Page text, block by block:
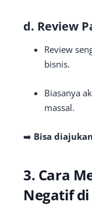
d. Review
Review
bisnis.
Biasanya
massal.
➡️ Bisa
3. Cara
Negatif di